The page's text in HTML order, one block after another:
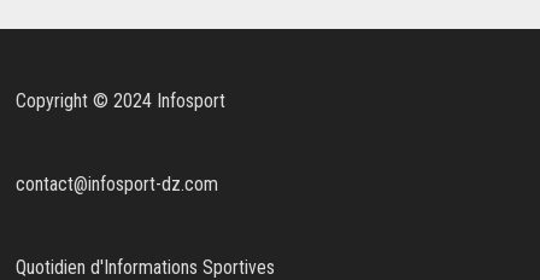
Copyright © 2024 Infosport
contact@infosport-dz.com
Quotidien d'Informations Sportives